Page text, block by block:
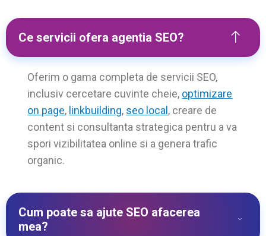
Ce servicii ofera agentia SEO?
Oferim o gama completa de servicii SEO,
inclusiv cercetare cuvinte cheie, optimizare
on page, linkbuilding, seo local , creare de
content si consultanta strategica pentru a va
spori vizibilitatea online si a genera trafic
organic.
Cum poate sa ajute SEO afacerea
mea?